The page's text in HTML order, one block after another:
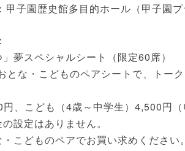
甲子園歴史館多目的ホール（甲子園プ
」夢スペシャルシート（限定60席）
とな・こどものペアシートで、トー
、こども（4歳～中学生）4,500円（
設定はありません。
こどものペアでお買い求めください。